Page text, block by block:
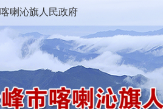
喀喇沁旗人民政府